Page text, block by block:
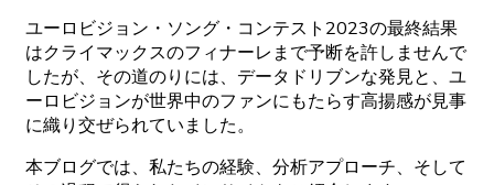
ユーロビジョン ・ ソング ・ コンテスト 2023の最終結果
はクライマックスのフィナーレまで予断を許しませんで
したが、 その道のりには、 データドリブンな発見と、 ユ
ーロビジョンが世界中のファンにもたらす高揚感が見事
に織り交ぜられていました。
本ブログでは、 私たちの経験、 分析アプローチ、 そして